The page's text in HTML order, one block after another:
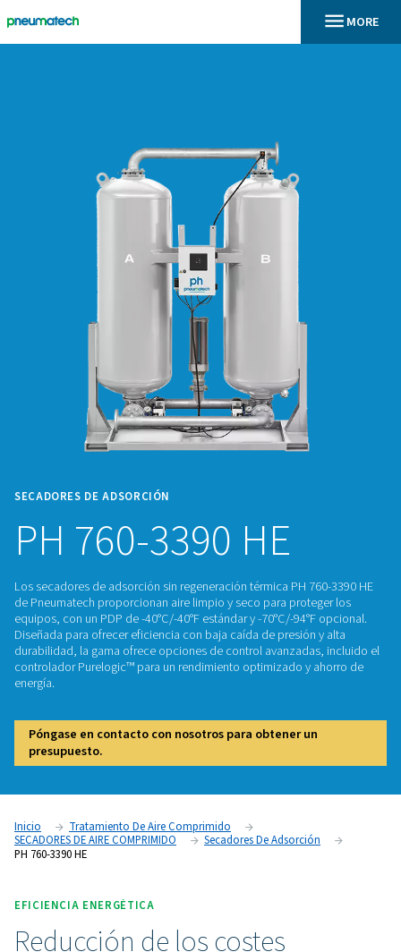
SECADORES DE ADSORCIÓN
PH 760-3390 HE
Los secadores de adsorción sin regeneración térmica PH
de Pneumatech proporcionan aire limpio y seco para
equipos, con un PDP de -40°C/-40°F estándar y -70°C/-
Diseñada para ofrecer eficiencia con baja caída de presión
controlador Purelogic™ para un rendimiento optimizado y
energía.
presupuesto.